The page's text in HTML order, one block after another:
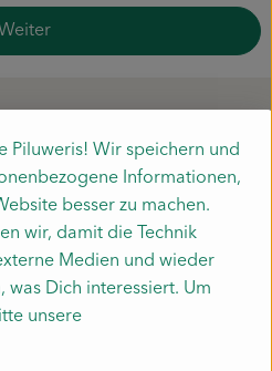
Weiter
Piluweris! Wir speichern und
Informationen,
besser zu machen.
wir, damit die Technik
Medien und wieder
was Dich interessiert. Um
unsere